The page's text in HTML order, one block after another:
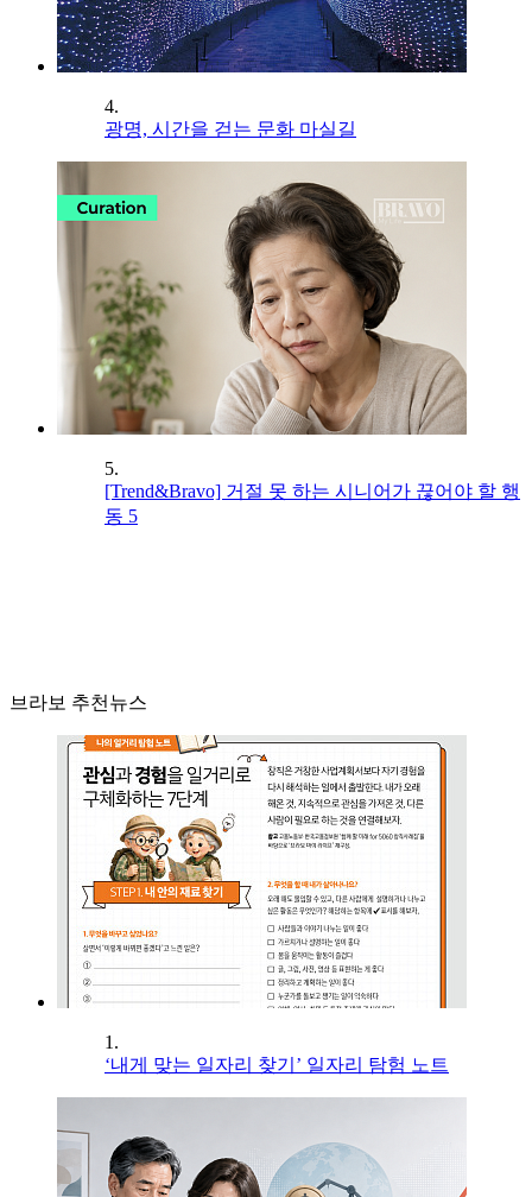
4.
광명, 시간을 걷는 문화 마실길
5.
[Trend&Bravo] 거절 못 하는 시니어가 끊어야 할 행
동 5
브라보 추천뉴스
1.
‘내게 맞는 일자리 찾기’ 일자리 탐험 노트